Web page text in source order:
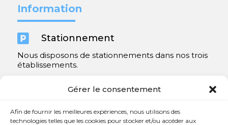
Gérer le consentement
Afin de fournir les meilleures expériences, nous utilisons des
technologies telles que les cookies pour stocker et/ou accéder aux
Information
 Stationnement
Nous disposons de stationnements dans nos trois
établissements.
Contact